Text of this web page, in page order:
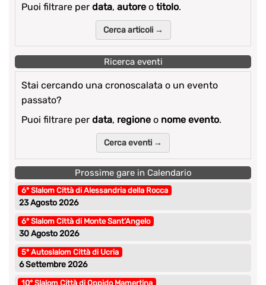
Puoi filtrare per data, autore o titolo.
Cerca articoli →
Ricerca eventi
Stai cercando una cronoscalata o un evento
passato?
Puoi filtrare per data, regione o nome evento.
Cerca eventi →
Prossime gare in Calendario
6° Slalom Città di Alessandria della Rocca
23 Agosto 2026
6° Slalom Città di Monte Sant’Angelo
30 Agosto 2026
5° Autoslalom Città di Ucria
6 Settembre 2026
10° Slalom Città di Oppido Mamertina